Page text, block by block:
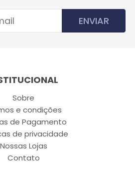
ENVIAR
Sobre
e condições
de Pagamento
de privacidade
Nossas Lojas
Contato